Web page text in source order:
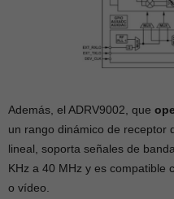
Además, el ADRV9002, que
un rango dinámico de receptor
lineal, soporta señales de
KHz a 40 MHz y es compatible
o vídeo.